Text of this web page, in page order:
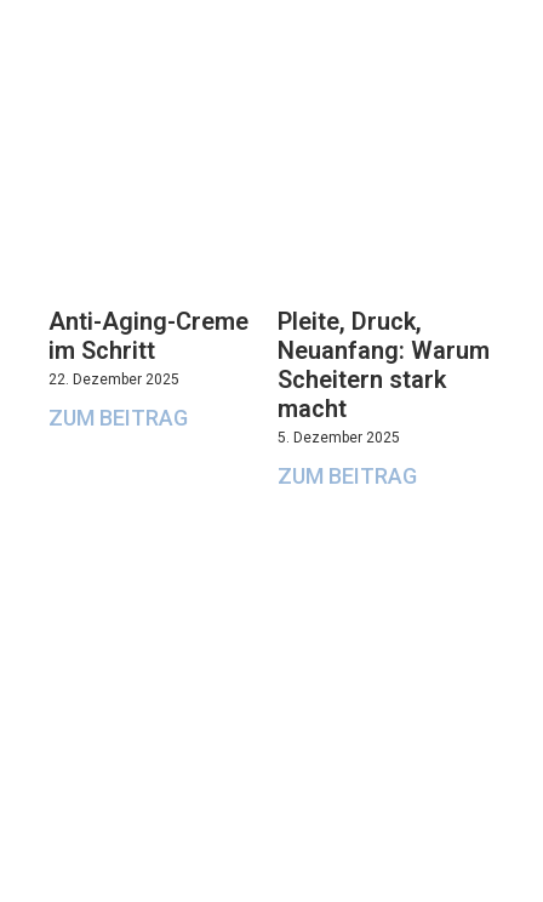
Anti-Aging-Creme
im Schritt
22. Dezember 2025
ZUM BEITRAG
Pleite, Druck,
Neuanfang: Warum
Scheitern stark
macht
5. Dezember 2025
ZUM BEITRAG